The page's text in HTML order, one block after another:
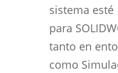
sistema esté
para
tanto en
como